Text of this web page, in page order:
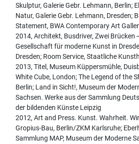
Skulptur, Galerie Gebr. Lehmann, Berlin;
Natur, Galerie Gebr. Lehmann, Dresden;
Statement, BWA Contemporary Art
2014, Architekt, Busdriver, Zwei Brücken
Gesellschaft für moderne Kunst in
Dresden; Room Service, Staatliche
2013, Titel, Museum Küppersmühle,
White Cube, London; The Legend of the
Berlin; Land in Sicht!, Museum der
Sachsen. Werke aus der Sammlung
der bildenden Künste Leipzig
2012, Art and Press. Kunst. Wahrheit.
Gropius-Bau, Berlin/ZKM Karlsruhe;
Sammlung MAP, Museum der Moderne